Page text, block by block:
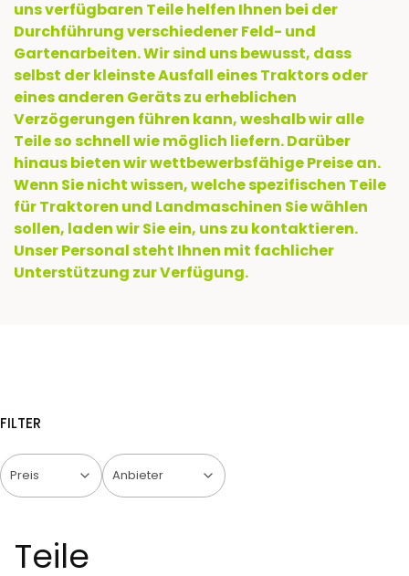
uns verfügbaren Teile helfen Ihnen bei der
Durchführung verschiedener Feld- und
Gartenarbeiten. Wir sind uns bewusst, dass
selbst der kleinste Ausfall eines Traktors oder
eines anderen Geräts zu erheblichen
Verzögerungen führen kann, weshalb wir alle
Teile so schnell wie möglich liefern. Darüber
hinaus bieten wir wettbewerbsfähige Preise an.
Wenn Sie nicht wissen, welche spezifischen Teile
für Traktoren und Landmaschinen Sie wählen
sollen, laden wir Sie ein, uns zu kontaktieren.
Unser Personal steht Ihnen mit fachlicher
Unterstützung zur Verfügung.
FILTER
Preis Anbieter
Teile